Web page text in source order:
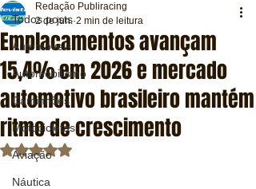
Todos posts
Automóveis
Automobilismo
Caminhões
Motocicletas
Aviação
Náutica
Emplacamentos avançam
15,4% em 2026 e mercado
automotivo brasileiro mantém
ritmo de crescimento
Redação Publiracing
2 de jun. 2 min de leitura
Avaliado com NaN de 5 estrelas.